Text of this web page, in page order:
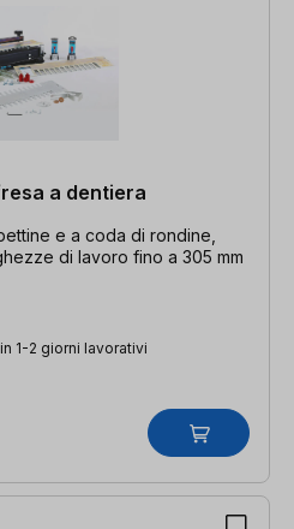
a dentiera
e a coda di rondine,
di lavoro fino a 305 mm
1-2 giorni lavorativi